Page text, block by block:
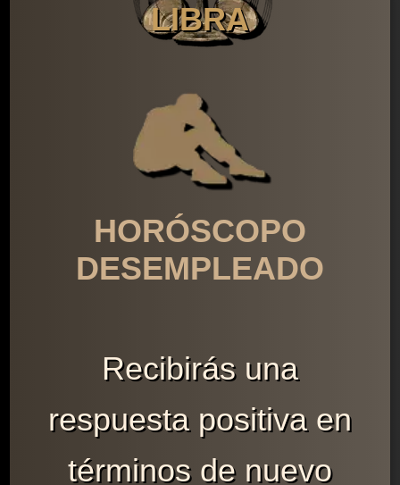
LIBRA
HORÓSCOPO
DESEMPLEADO
Recibirás una
respuesta positiva en
términos de nuevo